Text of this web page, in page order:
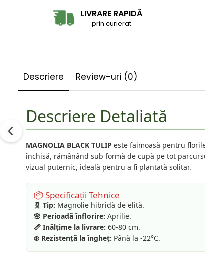
LIVRARE RAPIDĂ
prin curierat
Descriere Review-uri (0)
Descriere Detaliată
MAGNOLIA BLACK TULIP este faimoasă pentru
închisă, rămânând sub formă de cupă pe tot
vizual puternic, ideală pentru a fi plantată solitar.
📦 Specificații Tehnice
🧬 Tip: Magnolie hibridă de elită.
🌸 Perioadă înflorire: Aprilie.
📏 Inălțime la livrare: 60-80 cm.
❄️ Rezistență la îngheț: Până la -22°C.